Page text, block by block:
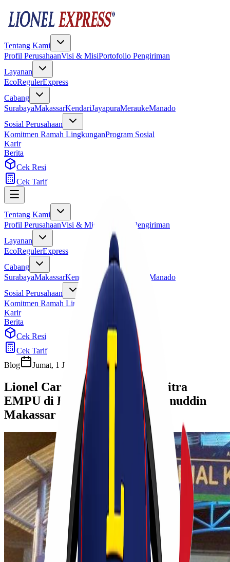
Tentang Kami
Profil PerusahaanVisi & MisiPortofolio Pengiriman
Layanan
EcoRegulerExpress
Cabang
SurabayaMakassarKendariJayapuraMeraukeManado
Sosial Perusahaan
Komitmen Ramah LingkunganProgram Sosial
Karir
Berita
Cek Resi
Cek Tarif
Tentang Kami
Profil PerusahaanVisi & Misi
Portofolio Pengiriman
Layanan
EcoRegulerExpress
Cabang
SurabayaMakassarKendari Jayapura Merauke
Manado
Sosial Perusahaan
Komitmen Ramah Lingkungan
Program Sosial
Karir
Berita
Cek Resi
Cek Tarif
Blog
Jumat, 1 Januari 2021 Habibah Auni
Lionel Cargo resmi menjadi Mitra
EMPU di Bandara Sultan Hasanuddin
Makassar